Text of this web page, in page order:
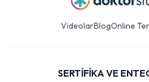
VideolarBlogOnline
SERTİFİKA VE